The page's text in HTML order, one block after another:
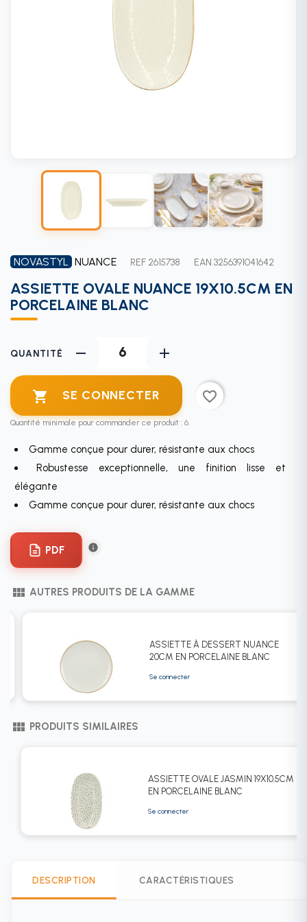
NOVASTYL NUANCE REF 2615738 EAN 3256391041642
ASSIETTE OVALE NUANCE 19X10.5CM EN
PORCELAINE BLANC
QUANTITÉ remove add
 SE CONNECTER favorite_border
Quantité minimale pour commander ce produit : 6.
Gamme conçue pour durer, résistante aux chocs
Robustesse exceptionnelle, une finition lisse et
élégante
Gamme conçue pour durer, résistante aux chocs
info
view_module AUTRES PRODUITS DE LA GAMME
ASSIETTE À DESSERT NUANCE
20CM EN PORCELAINE BLANC
Se connecter
view_module PRODUITS SIMILAIRES
ASSIETTE OVALE JASMIN 19X10.5CM
EN PORCELAINE BLANC
Se connecter
DESCRIPTION CARACTÉRISTIQUES